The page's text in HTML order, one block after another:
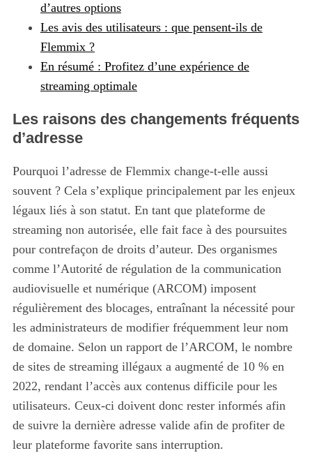
d’autres options
Les avis des utilisateurs : que pensent-ils de
Flemmix ?
En résumé : Profitez d’une expérience de
streaming optimale
Les raisons des changements fréquents
d’adresse
Pourquoi l’adresse de Flemmix change-t-elle aussi
souvent ? Cela s’explique principalement par les enjeux
légaux liés à son statut. En tant que plateforme de
streaming non autorisée, elle fait face à des poursuites
pour contrefaçon de droits d’auteur. Des organismes
comme l’Autorité de régulation de la communication
audiovisuelle et numérique (ARCOM) imposent
régulièrement des blocages, entraînant la nécessité pour
les administrateurs de modifier fréquemment leur nom
de domaine. Selon un rapport de l’ARCOM, le nombre
de sites de streaming illégaux a augmenté de 10 % en
2022, rendant l’accès aux contenus difficile pour les
utilisateurs. Ceux-ci doivent donc rester informés afin
de suivre la dernière adresse valide afin de profiter de
leur plateforme favorite sans interruption.